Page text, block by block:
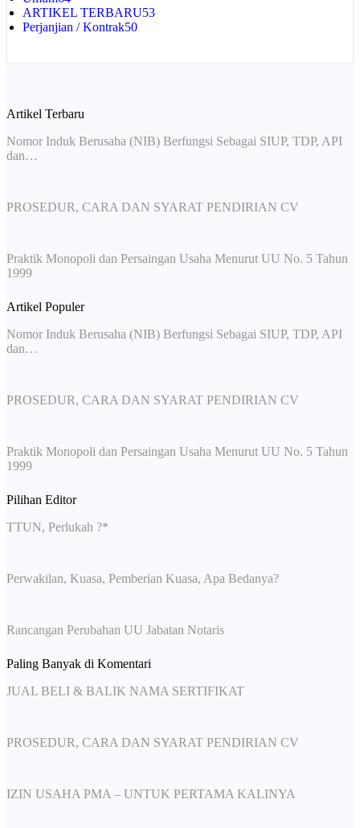
ARTIKEL TERBARU53
Perjanjian / Kontrak50
Artikel Terbaru
Nomor Induk Berusaha (NIB) Berfungsi Sebagai SIUP, TDP, API
dan…
PROSEDUR, CARA DAN SYARAT PENDIRIAN CV
Praktik Monopoli dan Persaingan Usaha Menurut UU No. 5 Tahun
1999
Artikel Populer
Nomor Induk Berusaha (NIB) Berfungsi Sebagai SIUP, TDP, API
dan…
PROSEDUR, CARA DAN SYARAT PENDIRIAN CV
Praktik Monopoli dan Persaingan Usaha Menurut UU No. 5 Tahun
1999
Pilihan Editor
TTUN, Perlukah ?*
Perwakilan, Kuasa, Pemberian Kuasa, Apa Bedanya?
Rancangan Perubahan UU Jabatan Notaris
Paling Banyak di Komentari
JUAL BELI & BALIK NAMA SERTIFIKAT
PROSEDUR, CARA DAN SYARAT PENDIRIAN CV
IZIN USAHA PMA – UNTUK PERTAMA KALINYA